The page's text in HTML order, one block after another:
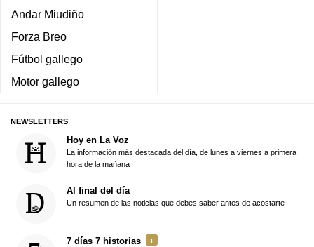
Andar Miudiño
Forza Breo
Fútbol gallego
Motor gallego
NEWSLETTERS
Hoy en La Voz
La información más destacada del día, de lunes a viernes a primera
hora de la mañana
Al final del día
Un resumen de las noticias que debes saber antes de acostarte
7 días 7 historias